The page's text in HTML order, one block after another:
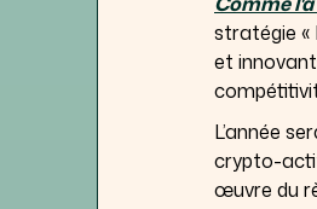
stratégie «
et
L’année
crypto-
œuvre du